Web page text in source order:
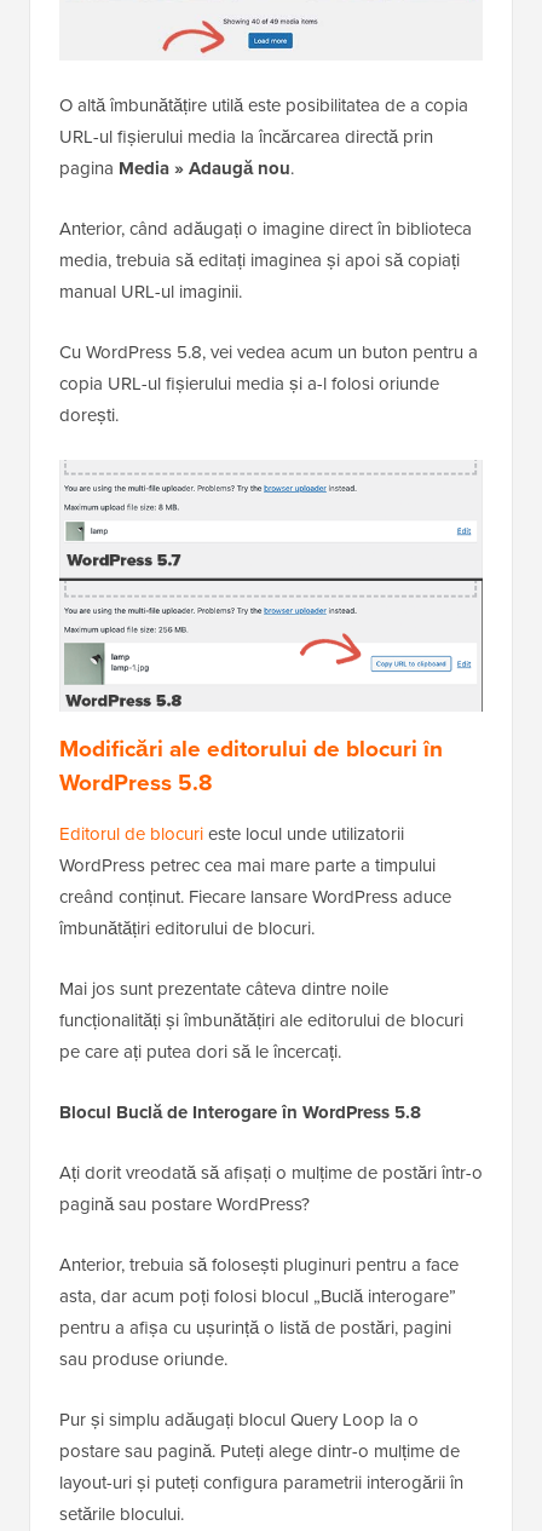
O altă îmbunătățire utilă este posibilitatea de a copia
URL-ul fișierului media la încărcarea directă prin
pagina Media » Adaugă nou.
Anterior, când adăugați o imagine direct în biblioteca
media, trebuia să editați imaginea și apoi să copiați
manual URL-ul imaginii.
Cu WordPress 5.8, vei vedea acum un buton pentru a
copia URL-ul fișierului media și a-l folosi oriunde
dorești.
Modificări ale editorului de blocuri în
WordPress 5.8
Editorul de blocurieste locul unde utilizatorii
WordPress petrec cea mai mare parte a timpului
creând conținut. Fiecare lansare WordPress aduce
îmbunătățiri editorului de blocuri.
Mai jos sunt prezentate câteva dintre noile
funcționalități și îmbunătățiri ale editorului de blocuri
pe care ați putea dori să le încercați.
Blocul Buclă de Interogare în WordPress 5.8
Ați dorit vreodată să afișați o mulțime de postări într-o
pagină sau postare WordPress?
Anterior, trebuia să folosești pluginuri pentru a face
asta, dar acum poți folosi blocul „Buclă interogare”
pentru a afișa cu ușurință o listă de postări, pagini
sau produse oriunde.
Pur și simplu adăugați blocul Query Loop la o
postare sau pagină. Puteți alege dintr-o mulțime de
layout-uri și puteți configura parametrii interogării în
setările blocului.